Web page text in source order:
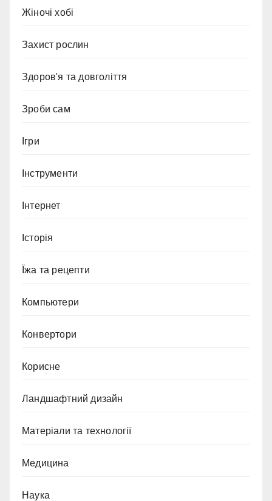
Жіночі хобі
Захист рослин
Здоров'я та довголіття
Зроби сам
Ігри
Інструменти
Інтернет
Історія
Їжа та рецепти
Компьютери
Конвертори
Корисне
Ландшафтний дизайн
Матеріали та технології
Медицина
Наука